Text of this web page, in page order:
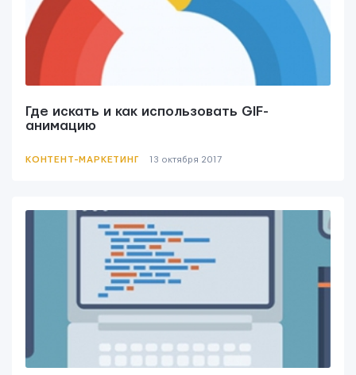
Где искать и как использовать GIF-
анимацию
КОНТЕНТ-МАРКЕТИНГ 13 октября 2017
ОТПРАВИТЬ
Мы вам ответим в течении24 часов.